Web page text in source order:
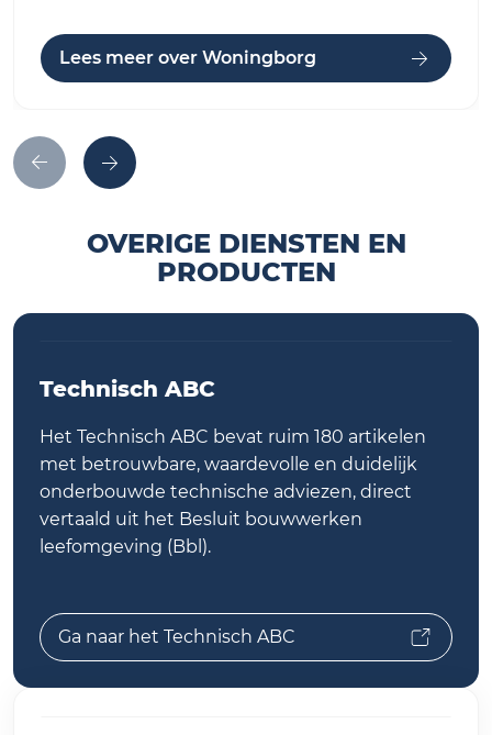
Lees meer over Woningborg
OVERIGE DIENSTEN EN
PRODUCTEN
Technisch ABC
Het Technisch ABC bevat ruim 180 artikelen
met betrouwbare, waardevolle en duidelijk
onderbouwde technische adviezen, direct
vertaald uit het Besluit bouwwerken
leefomgeving (Bbl).
Ga naar het Technisch ABC